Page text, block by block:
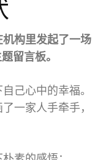
构里发起了一场
留言板。
己心中的幸福。
一家人手牵手，